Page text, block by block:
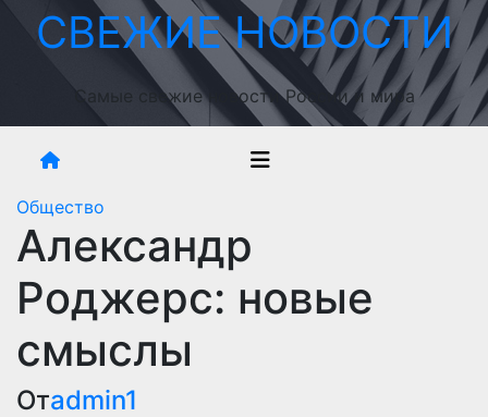
ПерейтиСВЕЖИЕ НОВОСТИ
Самые свежие новости России и мира
Общество
Александр
Роджерс: новые
смыслы
Отadmin1